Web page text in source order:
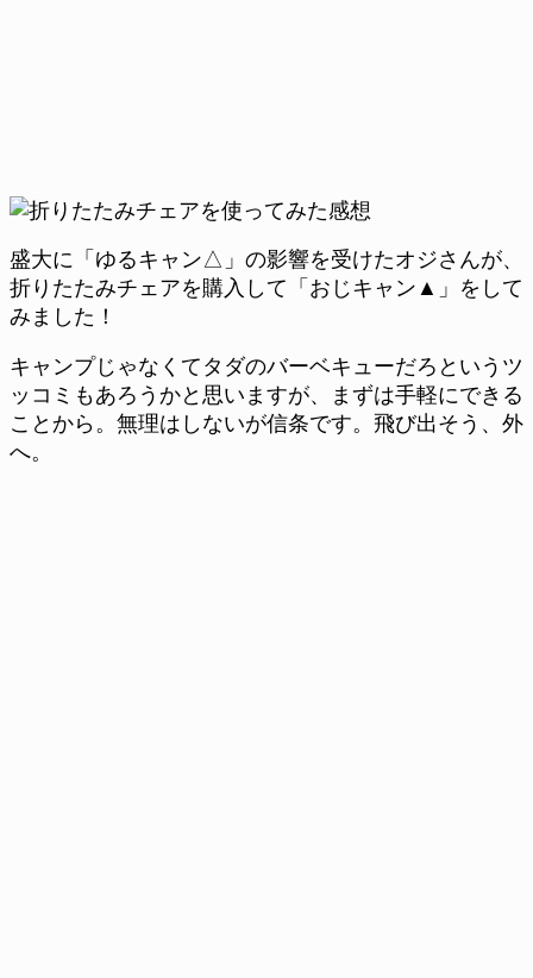
盛大に「ゆるキャン△」の影響を受けたオジさんが、
折りたたみチェアを購入して「おじキャン▲」をして
みました！
キャンプじゃなくてタダのバーベキューだろというツ
ッコミもあろうかと思いますが、まずは手軽にできる
ことから。無理はしないが信条です。飛び出そう、外
へ。